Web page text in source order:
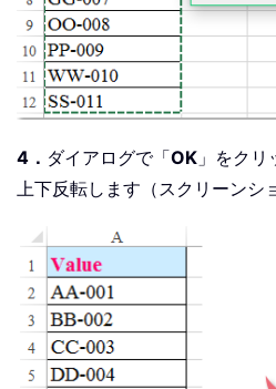
4． ダイアログで「OK 」をク
上下反転します（スクリーンシ